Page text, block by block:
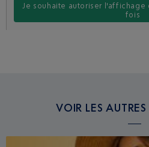
Je souhaite autoriser l'affichage
fois
VOIR LES